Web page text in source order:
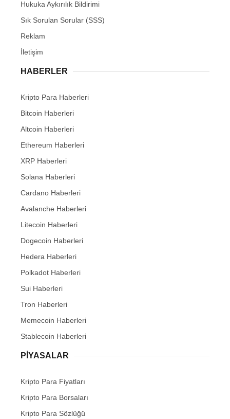
Hukuka Aykırılık Bildirimi
Sık Sorulan Sorular (SSS)
Reklam
İletişim
HABERLER
Kripto Para Haberleri
Bitcoin Haberleri
Altcoin Haberleri
Ethereum Haberleri
XRP Haberleri
Solana Haberleri
Cardano Haberleri
Avalanche Haberleri
Litecoin Haberleri
Dogecoin Haberleri
Hedera Haberleri
Polkadot Haberleri
Sui Haberleri
Tron Haberleri
Memecoin Haberleri
Stablecoin Haberleri
PIYASALAR
Kripto Para Fiyatları
Kripto Para Borsaları
Kripto Para Sözlüğü